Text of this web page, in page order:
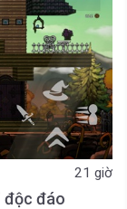
21 giờ
độc đáo